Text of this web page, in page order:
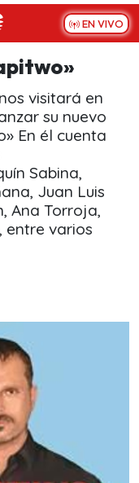
EN VIVO
visitará en
su nuevo
En él cuenta
Sabina,
Juan Luis
Ana Torroja,
entre varios